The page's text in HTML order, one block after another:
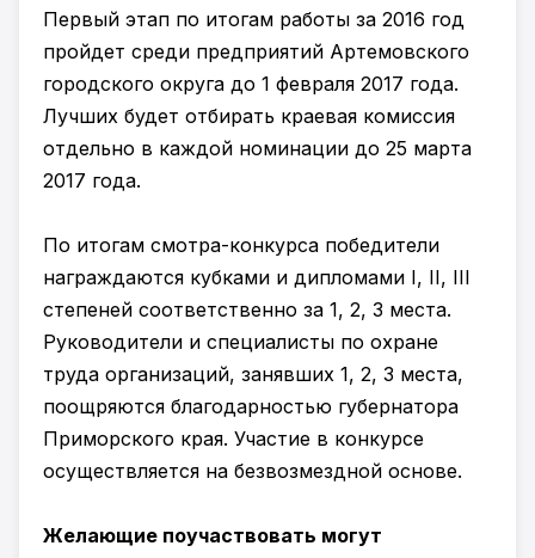
Первый этап по итогам работы за 2016 год
пройдет среди предприятий Артемовского
городского округа до 1 февраля 2017 года.
Лучших будет отбирать краевая комиссия
отдельно в каждой номинации до 25 марта
2017 года.
По итогам смотра-конкурса победители
награждаются кубками и дипломами I, II, III
степеней соответственно за 1, 2, 3 места.
Руководители и специалисты по охране
труда организаций, занявших 1, 2, 3 места,
поощряются благодарностью губернатора
Приморского края. Участие в конкурсе
осуществляется на безвозмездной основе.
Желающие поучаствовать могут